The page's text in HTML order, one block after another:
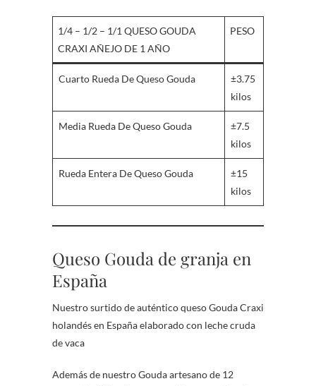
1/4 – 1/2 – 1/1 QUESO GOUDA
CRAXI AÑEJO DE 1 AÑO
PESO
Cuarto Rueda De Queso Gouda
±3.75
kilos
Media Rueda De Queso Gouda
±7.5
kilos
Rueda Entera De Queso Gouda
±15
kilos
Queso Gouda de granja en
España
Nuestro surtido de auténtico queso Gouda Craxi
holandés en España elaborado con leche cruda
de vaca
Además de nuestro Gouda artesano de 12